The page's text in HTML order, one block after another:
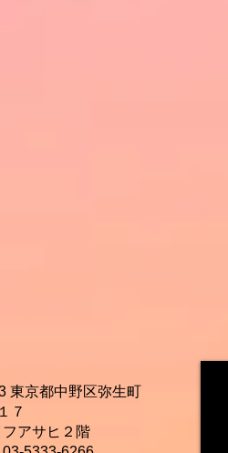
東京都中野区弥生町
７
アサヒ２階